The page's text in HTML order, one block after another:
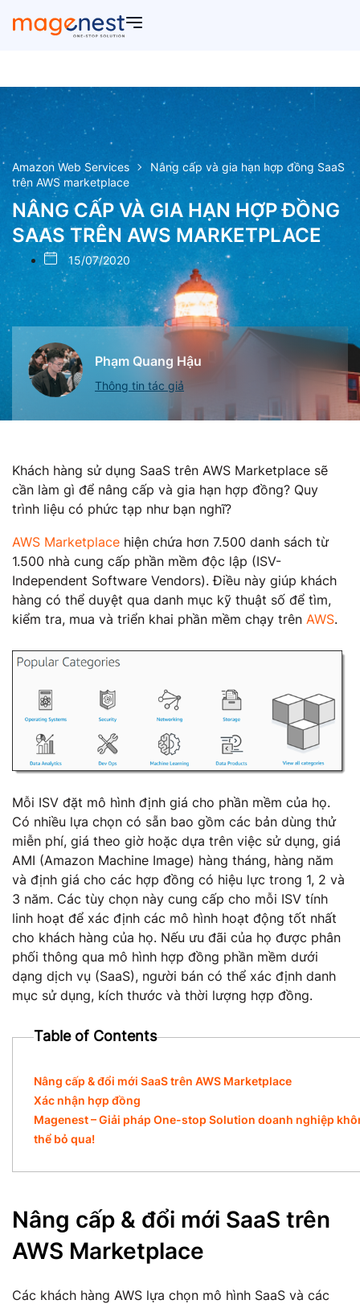
Amazon Web Services
Nâng cấp và gia hạn hợp đồng SaaS
trên AWS marketplace
NÂNG CẤP VÀ GIA HẠN HỢP ĐỒNG
SAAS TRÊN AWS MARKETPLACE
15/07/2020
Phạm Quang Hậu
Thông tin tác giả
Khách hàng sử dụng SaaS trên AWS Marketplace sẽ
cần làm gì để nâng cấp và gia hạn hợp đồng? Quy
trình liệu có phức tạp như bạn nghĩ?
AWS Marketplace hiện chứa hơn 7.500 danh sách từ
1.500 nhà cung cấp phần mềm độc lập (ISV-
Independent Software Vendors). Điều này giúp khách
hàng có thể duyệt qua danh mục kỹ thuật số để tìm,
kiểm tra, mua và triển khai phần mềm chạy trên AWS.
Mỗi ISV đặt mô hình định giá cho phần mềm của họ.
Có nhiều lựa chọn có sẵn bao gồm các bản dùng thử
miễn phí, giá theo giờ hoặc dựa trên việc sử dụng, giá
AMI (Amazon Machine Image) hàng tháng, hàng năm
và định giá cho các hợp đồng có hiệu lực trong 1, 2 và
3 năm. Các tùy chọn này cung cấp cho mỗi ISV tính
linh hoạt để xác định các mô hình hoạt động tốt nhất
cho khách hàng của họ. Nếu ưu đãi của họ được phân
phối thông qua mô hình hợp đồng phần mềm dưới
dạng dịch vụ (SaaS), người bán có thể xác định danh
mục sử dụng, kích thước và thời lượng hợp đồng.
Table of Contents
Nâng cấp & đổi mới SaaS trên AWS Marketplace
Xác nhận hợp đồng
Magenest – Giải pháp One-stop Solution doanh nghiệp
thể bỏ qua!
Nâng cấp & đổi mới SaaS trên
AWS Marketplace
Các khách hàng AWS lựa chọn mô hình SaaS và các